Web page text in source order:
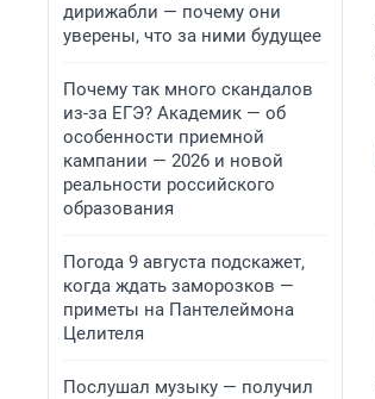
дирижабли — почему они
уверены, что за ними будущее
Почему так много скандалов
из-за ЕГЭ? Академик — об
особенности приемной
кампании — 2026 и новой
реальности российского
образования
Погода 9 августа подскажет,
когда ждать заморозков —
приметы на Пантелеймона
Целителя
Послушал музыку — получил